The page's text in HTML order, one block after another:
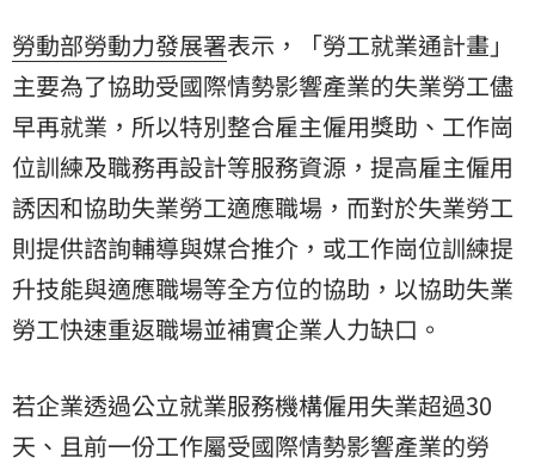
勞動部勞動力發展署表示，「勞工就業通計畫」
主要為了協助受國際情勢影響產業的失業勞工儘
早再就業，所以特別整合雇主僱用獎助、工作崗
位訓練及職務再設計等服務資源，提高雇主僱用
誘因和協助失業勞工適應職場，而對於失業勞工
則提供諮詢輔導與媒合推介，或工作崗位訓練提
升技能與適應職場等全方位的協助，以協助失業
勞工快速重返職場並補實企業人力缺口。
若企業透過公立就業服務機構僱用失業超過30
天、且前一份工作屬受國際情勢影響產業的勞